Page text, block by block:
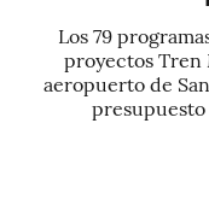
Los 79
proyectos Tren
aeropuerto de